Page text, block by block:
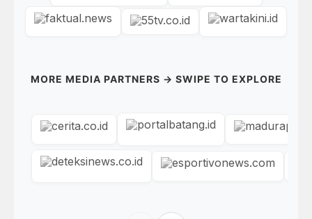
MORE MEDIA PARTNERS → SWIPE TO EXPLORE